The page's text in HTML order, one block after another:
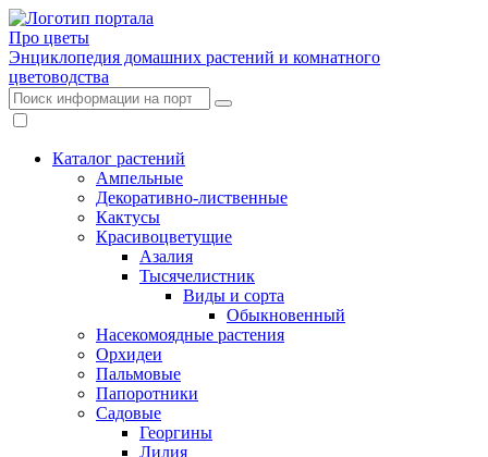
Про цветы
Энциклопедия домашних растений и комнатного
цветоводства
Каталог растений
Ампельные
Декоративно-лиственные
Кактусы
Красивоцветущие
Азалия
Тысячелистник
Виды и сорта
Обыкновенный
Насекомоядные растения
Орхидеи
Пальмовые
Папоротники
Садовые
Георгины
Лилия